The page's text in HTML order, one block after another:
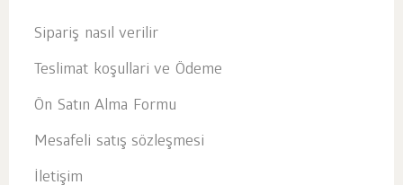
Sipariş nasıl verilir
Teslimat koşullari ve Ödeme
Ön Satın Alma Formu
Mesafeli satış sözleşmesi
İletişim